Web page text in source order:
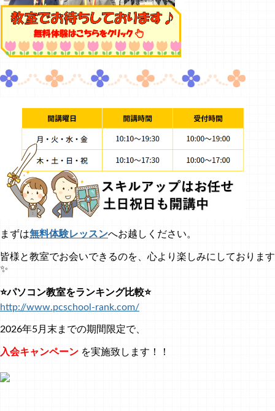
まずは無料体験レッスンへお越しください。
皆様と教室でお会いできるのを、心より楽しみにしております
✨
⭐パソコン教室をランキング比較⭐
http://www.pcschool-rank.com/
2026年5月末までの期間限定で、
入会キャンペーン を実施致します！！